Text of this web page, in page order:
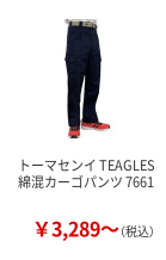
トーマセンイ TEAGLES
綿混カーゴパンツ 7661
￥3,289～（税込）